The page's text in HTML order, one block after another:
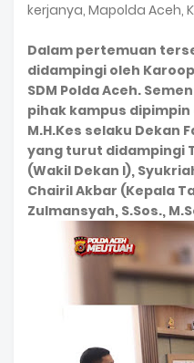
kerjanya, Mapolda Aceh,
Dalam pertemuan
didampingi oleh
SDM Polda Aceh.
pihak kampus dipimpin
M.H.Kes selaku Dekan
yang turut didampingi
(Wakil Dekan I),
Chairil Akbar (Kepala
Zulmansyah, S.Sos.,